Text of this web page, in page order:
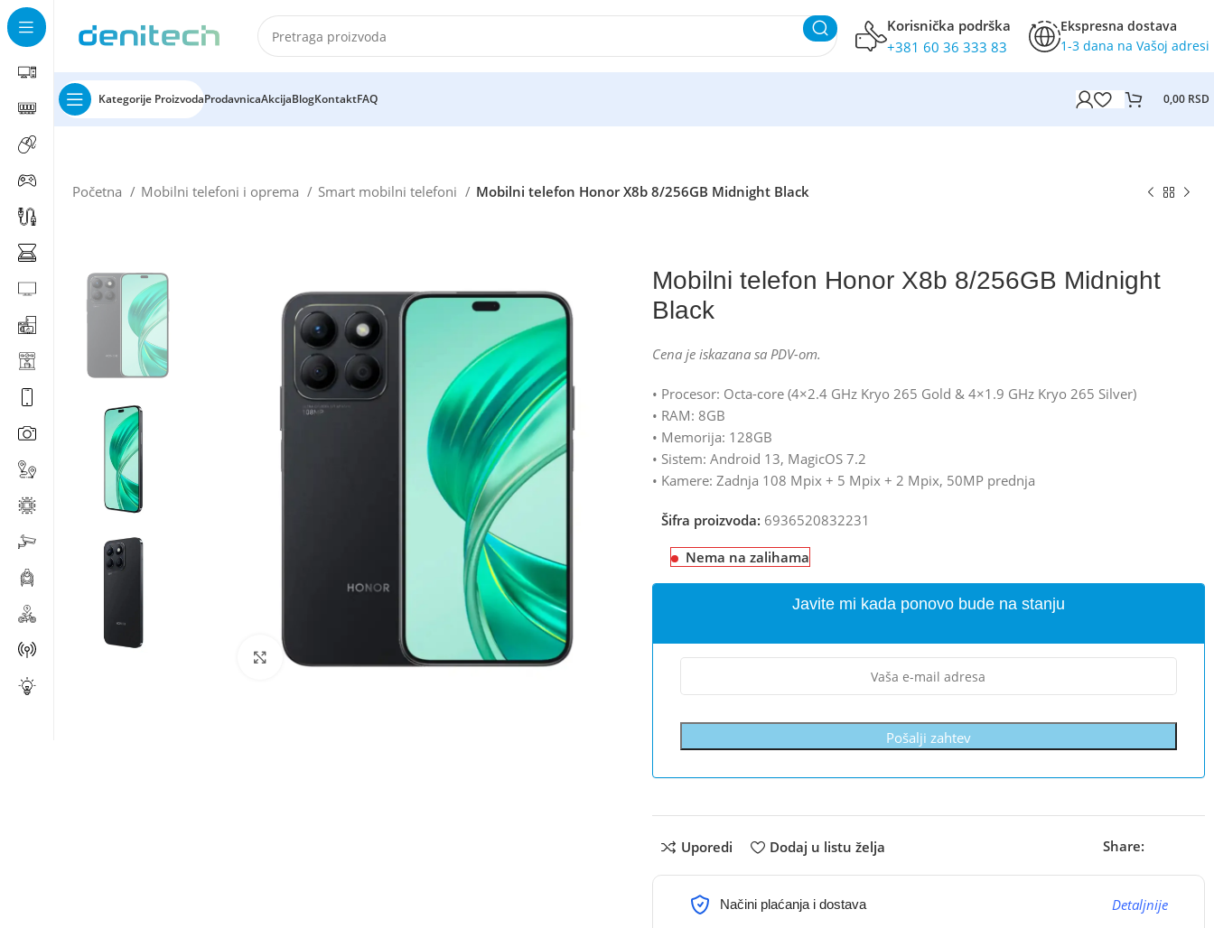
Korisnička podrška
+381 60 36 333 83
Ekspresna dostava
1-3 dana na Vašoj adresi
Kategorije ProizvodaProdavnicaAkcijaBlogKontaktFAQ 0,00 RSD
Početna Mobilni telefoni i oprema Smart mobilni telefoni Mobilni telefon Honor X8b 8/256GB Midnight Black
Click to enlarge
Mobilni telefon Honor X8b 8/256GB Midnight
Black
Cena je iskazana sa PDV-om.
• Procesor: Octa-core (4×2.4 GHz Kryo 265 Gold & 4×1.9 GHz Kryo 265 Silver)
• RAM: 8GB
• Memorija: 128GB
• Sistem: Android 13, MagicOS 7.2
• Kamere: Zadnja 108 Mpix + 5 Mpix + 2 Mpix, 50MP prednja
Šifra proizvoda: 6936520832231
Nema na zalihama
Javite mi kada ponovo bude na stanju
Pošalji zahtev
Uporedi Dodaj u listu želja Share:
Načini plaćanja i dostava Detaljnije